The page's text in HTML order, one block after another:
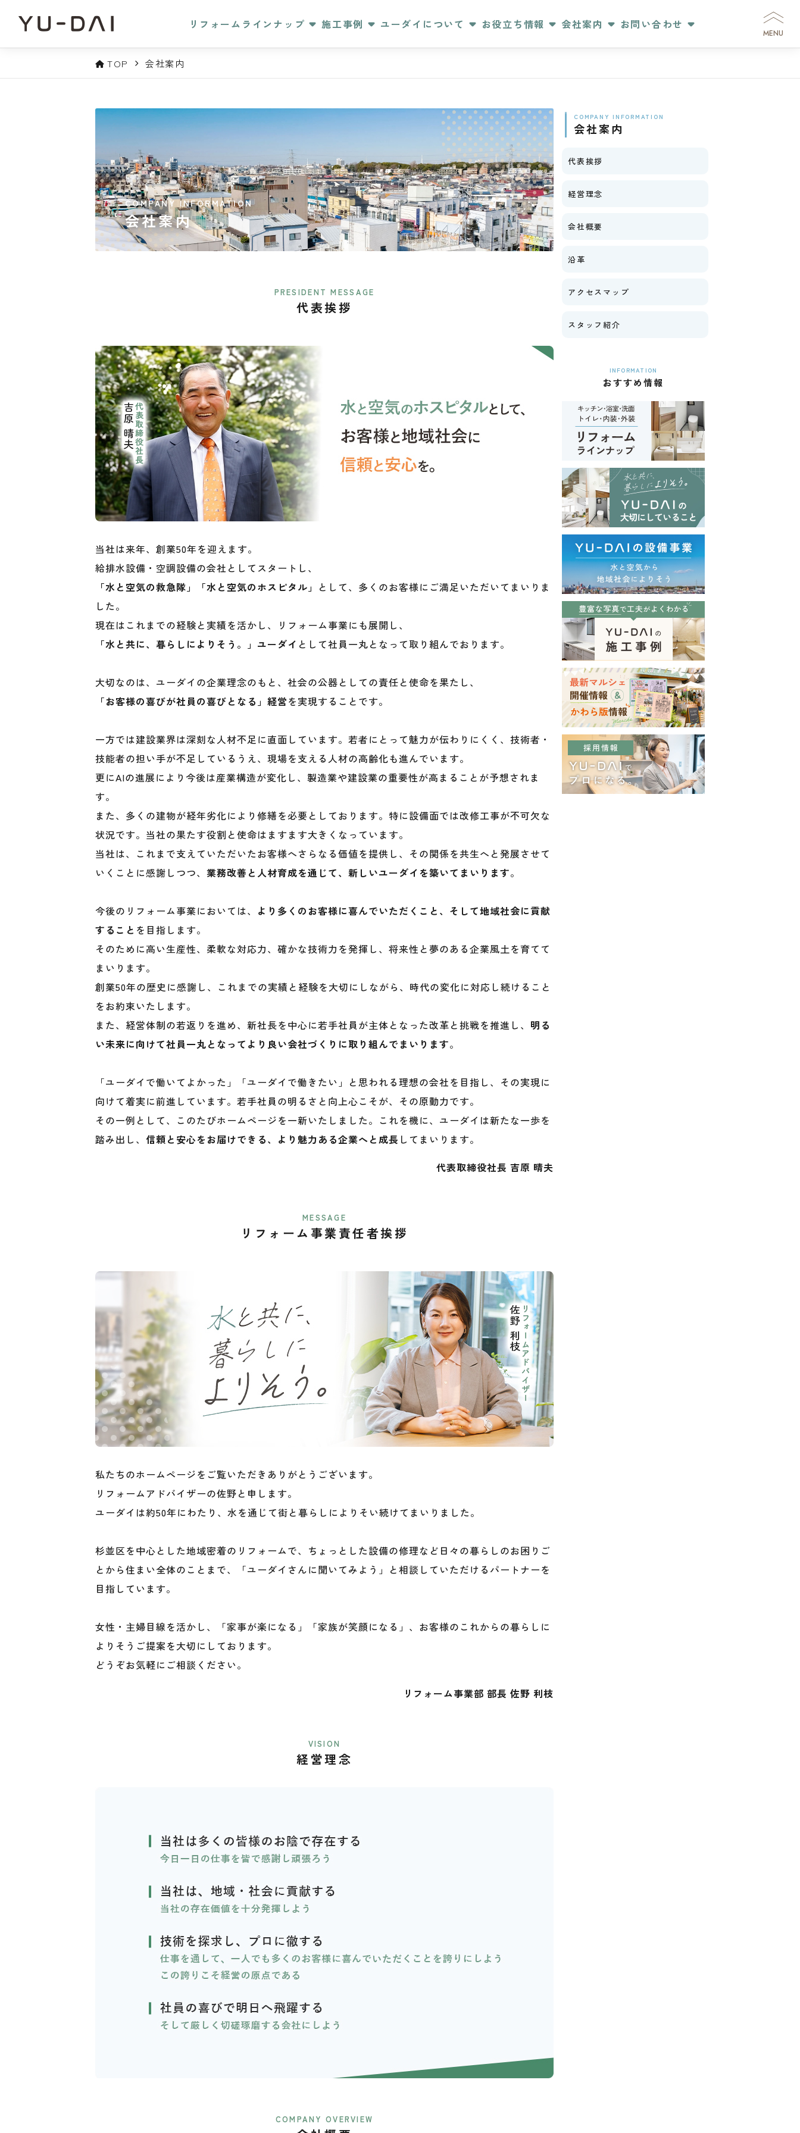
リフォームラインナップ 施工事例 ユーダイについて お役立ち情報 会社案内 お問い合わせ
MENU
TOP 会社案内
COMPANY INFORMATION
会社案内
PRESIDENT MESSAGE
代表挨拶
当社は来年、創業50年を迎えます。
給排水設備・空調設備の会社としてスタートし、
「水と空気の救急隊」「水と空気のホスピタル」 として、多くのお客様にご満足いただいてまいりま
した。
現在はこれまでの経験と実績を活かし、リフォーム事業にも展開し、
「水と共に、暮らしによりそう。」ユーダイ として社員一丸となって取り組んでおります。
大切なのは、ユーダイの企業理念のもと、社会の公器としての責任と使命を果たし、
「お客様の喜びが社員の喜びとなる」経営を実現することです。
一方では建設業界は深刻な人材不足に直面しています。若者にとって魅力が伝わりにくく、技術者・
技能者の担い手が不足しているうえ、現場を支える人材の高齢化も進んでいます。
更にAIの進展により今後は産業構造が変化し、製造業や建設業の重要性が高まることが予想されま
す。
また、多くの建物が経年劣化により修繕を必要としております。特に設備面では改修工事が不可欠な
状況です。当社の果たす役割と使命はますます大きくなっています。
当社は、これまで支えていただいたお客様へさらなる価値を提供し、その関係を共生へと発展させて
いくことに感謝しつつ、 業務改善と人材育成を通じて、新しいユーダイを築いてまいります。
今後のリフォーム事業においては、 より多くのお客様に喜んでいただくこと、そして地域社会に貢献
すること を目指します。
そのために高い生産性、柔軟な対応力、確かな技術力を発揮し、将来性と夢のある企業風土を育てて
まいります。
創業50年の歴史に感謝し、これまでの実績と経験を大切にしながら、時代の変化に対応し続けること
をお約束いたします。
また、経営体制の若返りを進め、新社長を中心に若手社員が主体となった改革と挑戦を推進し、 明る
い未来に向けて社員一丸となってより良い会社づくりに取り組んでまいります。
「ユーダイで働いてよかった」「ユーダイで働きたい」と思われる理想の会社を目指し、その実現に
向けて着実に前進しています。若手社員の明るさと向上心こそが、その原動力です。
その一例として、このたびホームページを一新いたしました。これを機に、ユーダイは新たな一歩を
踏み出し、 信頼と安心をお届けできる、より魅力ある企業へと成長 してまいります。
代表取締役社長 吉原 晴夫
MESSAGE
リフォーム事業責任者挨拶
私たちのホームページをご覧いただきありがとうございます。
リフォームアドバイザーの佐野と申します。
ユーダイは約50年にわたり、水を通じて街と暮らしによりそい続けてまいりました。
杉並区を中心とした地域密着のリフォームで、ちょっとした設備の修理など日々の暮らしのお困りご
とから住まい全体のことまで、「ユーダイさんに聞いてみよう」と相談していただけるパートナーを
目指しています。
女性・主婦目線を活かし、「家事が楽になる」「家族が笑顔になる」、お客様のこれからの暮らしに
よりそうご提案を大切にしております。
どうぞお気軽にご相談ください。
リフォーム事業部 部長 佐野 利枝
VISION
経営理念
COMPANY OVERVIEW
COMPANY INFORMATION
会社案内
代表挨拶
経営理念
会社概要
沿革
アクセスマップ
スタッフ紹介
INFORMATION
おすすめ情報